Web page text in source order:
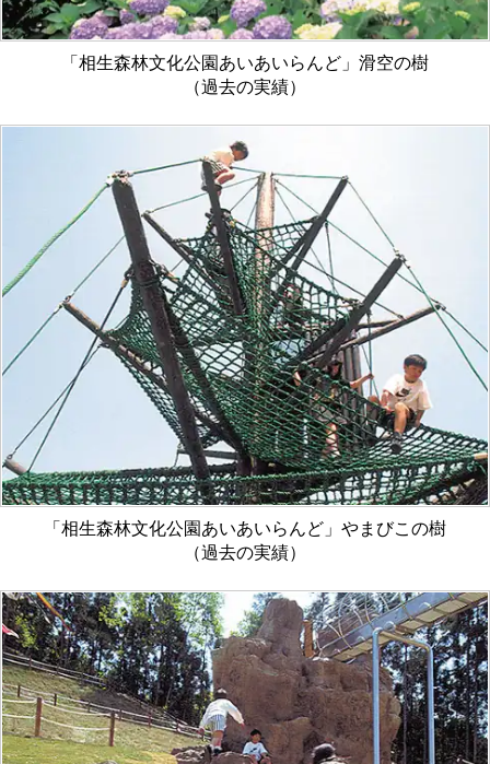
「相生森林文化公園あいあいらんど」滑空の樹
（過去の実績）
「相生森林文化公園あいあいらんど」やまびこの樹
（過去の実績）